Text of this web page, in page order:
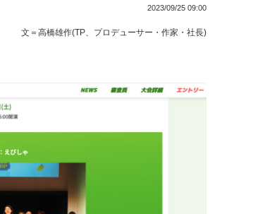
2023/09/25 09:00
文＝ 高橋雄作(TP、プロデューサー・作家・社長)